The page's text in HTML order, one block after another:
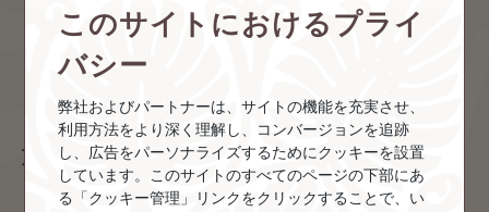
・ボラボラ島で一番長い、ホワイトサンドビーチと目の前に広が
るターコイズブルーのラグーンの全景が魅力！
旅程に含まれる島
このサイトにおけるプライ
バシー
弊社およびパートナーは、サイトの機能を充実させ、
利用方法をより深く理解し、コンバージョンを追跡
し、広告をパーソナライズするためにクッキーを設置
しています。このサイトのすべてのページの下部にあ
る「クッキー管理」リンクをクリックすることで、い